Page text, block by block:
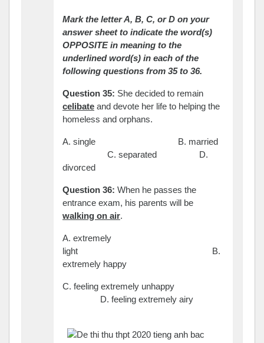
Mark the letter A, B, C, or D on your
answer sheet to indicate the word(s)
OPPOSITE in meaning to the
underlined word(s) in each of the
following questions from 35 to 36.
Question 35: She decided to remain
celibate and devote her life to helping the
homeless and orphans.
A. single B. married
C. separated D.
divorced
Question 36: When he passes the
entrance exam, his parents will be
walking on air.
A. extremely
light B.
extremely happy
C. feeling extremely unhappy
D. feeling extremely airy